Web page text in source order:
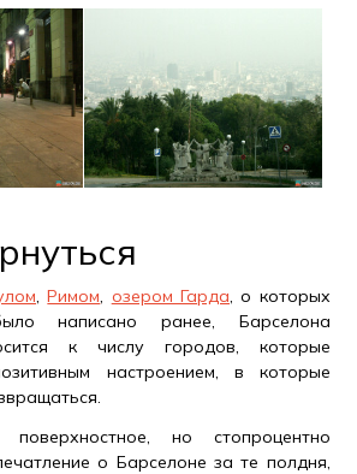
,Римом, озером Гарда, о которых
написано ранее, Барселона
к числу городов, которые
настроением, в которые
но стопроцентно
о Барселоне за те полдня,